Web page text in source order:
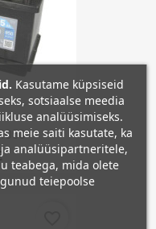
Kasutame küpsiseid
sotsiaalse meedia
analüüsimiseks.
meie saiti kasutate, ka
analüüsipartneritele,
teabega, mida olete
teiepoolse